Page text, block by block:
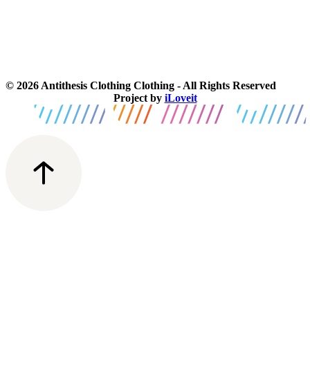
© 2026 Antithesis Clothing Clothing - All Rights Reserved
Project by iLoveit